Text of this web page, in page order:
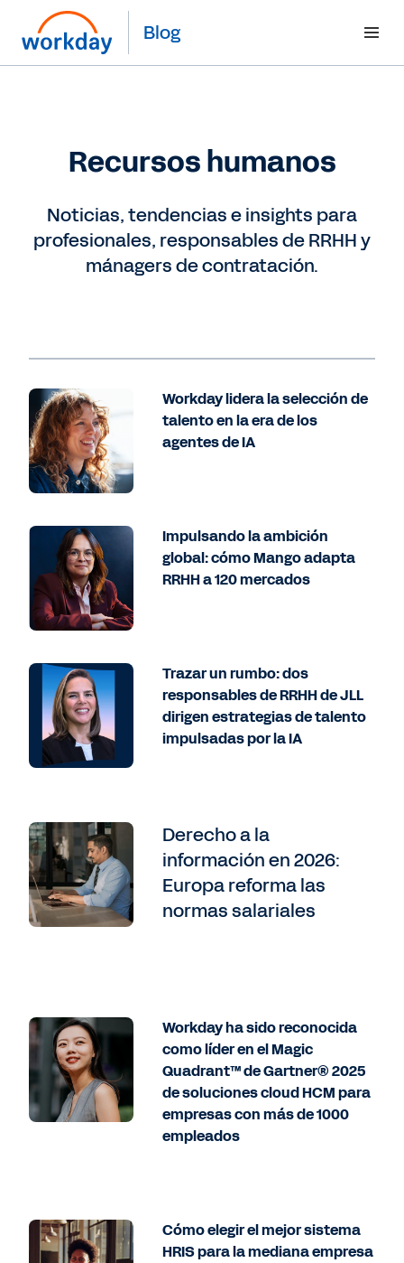
Blog
Recursos humanos
Noticias, tendencias e insights para
profesionales, responsables de RRHH y
mánagers de contratación.
Workday lidera la selección de
talento en la era de los
agentes de IA
Impulsando la ambición
global: cómo Mango adapta
RRHH a 120 mercados
Trazar un rumbo: dos
responsables de RRHH de JLL
dirigen estrategias de talento
impulsadas por la IA
Derecho a la
información en 2026:
Europa reforma las
normas salariales
Workday ha sido reconocida
como líder en el Magic
Quadrant™ de Gartner® 2025
de soluciones cloud HCM para
empresas con más de 1000
empleados
Cómo elegir el mejor sistema
HRIS para la mediana empresa